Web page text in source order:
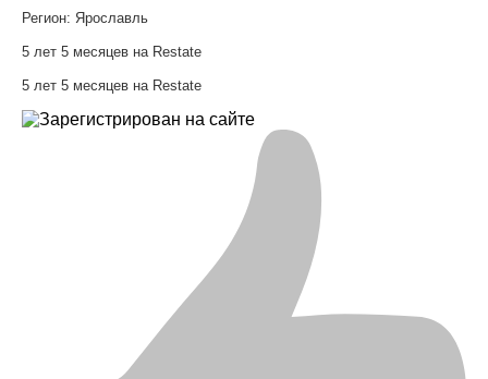
Регион: Ярославль
5 лет 5 месяцев на Restate
5 лет 5 месяцев на Restate